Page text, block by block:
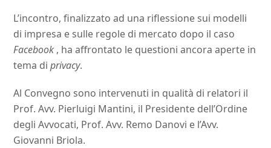
L’incontro, finalizzato ad una riflessione sui modelli
di impresa e sulle regole di mercato dopo il caso
Facebook , ha affrontato le questioni ancora aperte in
tema diprivacy.
Al Convegno sono intervenuti in qualità di relatori il
Prof. Avv. Pierluigi Mantini, il Presidente dell’Ordine
degli Avvocati, Prof. Avv. Remo Danovi e l’Avv.
Giovanni Briola.